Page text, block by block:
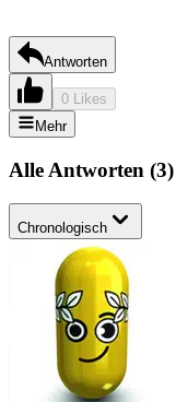
Antworten
0 Likes
Mehr
Alle Antworten (3)
Chronologisch